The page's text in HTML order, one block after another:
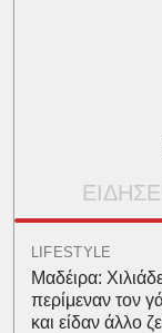
LIFESTYLE
Μαδέιρα:
περίμεναν τον
και είδαν άλλο